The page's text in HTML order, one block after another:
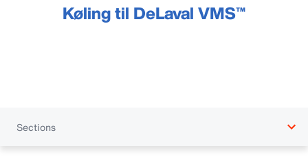
Køling til DeLaval VMS™
Sections